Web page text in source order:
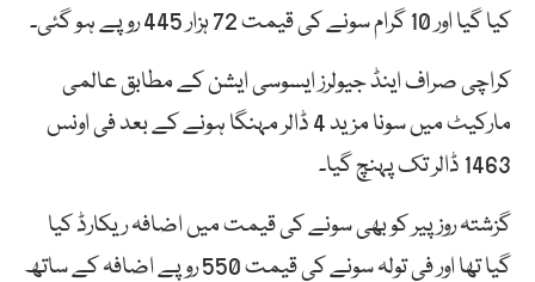
کیا گیا اور 10 گرام سونے کی قیمت 72 ہزار 445 روپے ہو گئی۔
کراچی صراف اینڈ جیولرز ایسوسی ایشن کے مطابق عالمی
مارکیٹ میں سونا مزید 4 ڈالر مہنگا ہونے کے بعد فی اونس
1463 ڈالر تک پہنچ گیا۔
گزشتہ روز پیر کو بھی سونے کی قیمت میں اضافہ ریکارڈ کیا
گیا تھا اور فی تولہ سونے کی قیمت 550 روپے اضافہ کے ساتھ